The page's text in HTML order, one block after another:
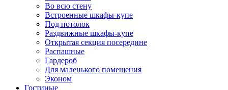
Во всю стену
Встроенные шкафы-купе
Под потолок
Раздвижные шкафы-купе
Открытая секция посередине
Распашные
Гардероб
Для маленького помещения
Эконом
Гостиные